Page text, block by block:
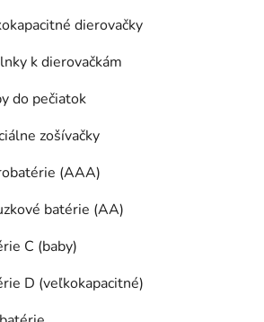
dierovačky
k dierovačkám
do pečiatok
zošívačky
(AAA)
batérie (AA)
C (baby)
D (veľkokapacitné)